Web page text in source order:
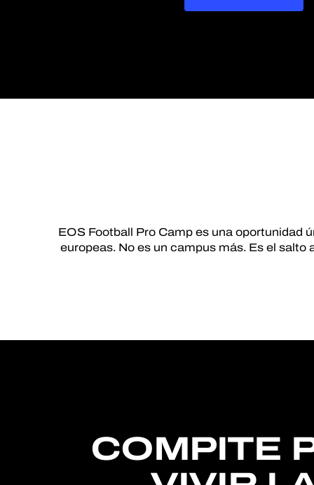
EOS Football Pro Camp es una oportunidad
europeas. No es un campus más. Es el
COMPITE